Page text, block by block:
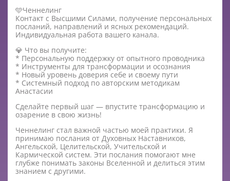
🩵Ченнелинг
Контакт с Высшими Силами, получение персональных
посланий, направлений и ясных рекомендаций.
Индивидуальная работа вашего канала.
💎 Что вы получите:
* Персональную поддержку от опытного проводника
* Инструменты для трансформации и осознания
* Новый уровень доверия себе и своему пути
* Системный подход по авторским методикам
Анастасии
Сделайте первый шаг — впустите трансформацию и
озарение в свою жизнь!
Ченнелинг стал важной частью моей практики. Я
принимаю послания от Духовных Наставников,
Ангельской, Целительской, Учительской и
Кармической систем. Эти послания помогают мне
глубже понимать законы Вселенной и делиться этим
знанием с другими.